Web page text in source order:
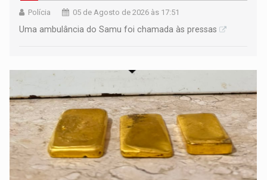
Polícia 05 de Agosto de 2026 às 17:51
Uma ambulância do Samu foi chamada às pressas